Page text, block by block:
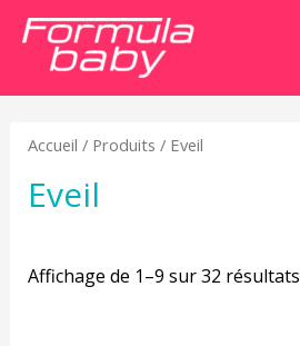
Accueil / Produits / Eveil
Eveil
Affichage de 1–9 sur 32 résultats